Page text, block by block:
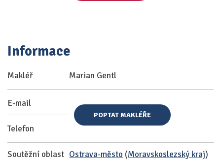
Informace
Makléř Marian Gentl
E-mail
Telefon
POPTAT MAKLÉŘE
Soutěžní oblast Ostrava-město (Moravskoslezský kraj)